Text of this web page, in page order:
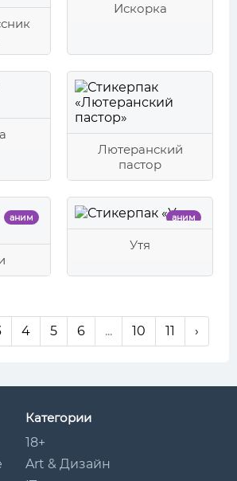
Искорка
Лютеранский
пастор
аним аним
Утя
4 5 6 ... 10 11 ›
Категории
18+
Art & Дизайн